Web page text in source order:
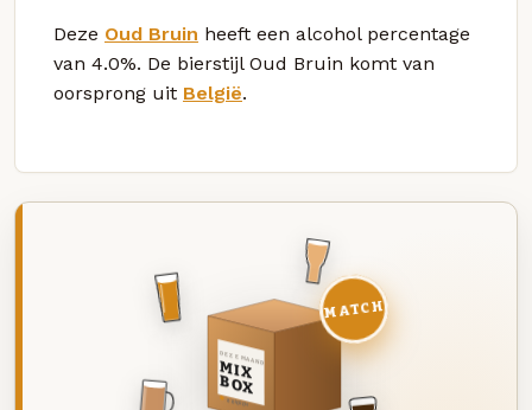
Deze Oud Bruin heeft een alcohol percentage
van 4.0%. De bierstijl Oud Bruin komt van
oorsprong uit België.
DEZE MAAND
MIX
BOX
8 BIEREN
MATCH